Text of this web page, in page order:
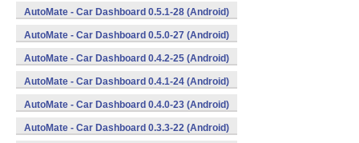
AutoMate - Car Dashboard 0.5.1-28 (Android)
AutoMate - Car Dashboard 0.5.0-27 (Android)
AutoMate - Car Dashboard 0.4.2-25 (Android)
AutoMate - Car Dashboard 0.4.1-24 (Android)
AutoMate - Car Dashboard 0.4.0-23 (Android)
AutoMate - Car Dashboard 0.3.3-22 (Android)